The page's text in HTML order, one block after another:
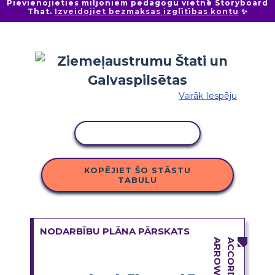
Pievienojieties miljoniem pedagogu vietnē Storyboard
That. Izveidojiet bezmaksas izglītības kontu ✨
Vairāk Iespēju
KOPĒJIET ŠO STĀSTU
TABULU
NODARBĪBU PLĀNA PĀRSKATS